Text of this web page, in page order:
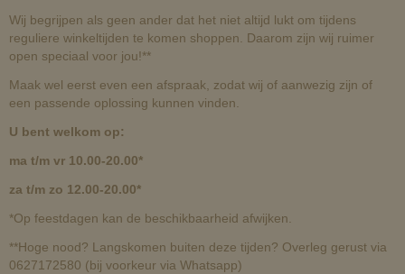
Wij begrijpen als geen ander dat het niet altijd lukt om tijdens
reguliere winkeltijden te komen shoppen. Daarom zijn wij ruimer
open speciaal voor jou!**
Maak wel eerst even een afspraak, zodat wij of aanwezig zijn of
een passende oplossing kunnen vinden.
U bent welkom op:
ma t/m vr 10.00-20.00*
za t/m zo 12.00-20.00*
*Op feestdagen kan de beschikbaarheid afwijken.
**Hoge nood? Langskomen buiten deze tijden? Overleg gerust via
0627172580 (bij voorkeur via Whatsapp)